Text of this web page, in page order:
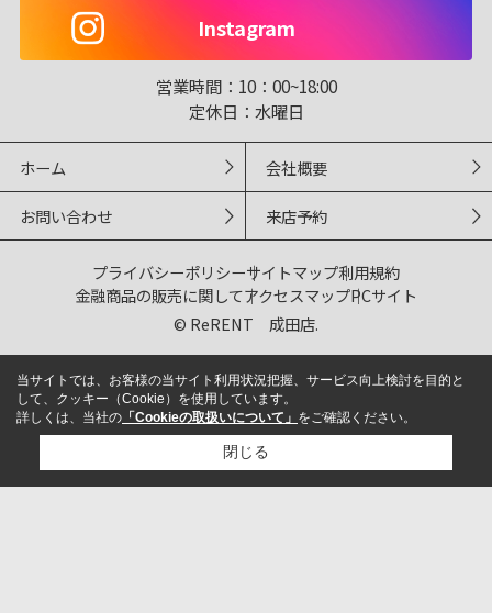
Instagram
営業時間： 10：00~18:00
定休日： 水曜日
ホーム 会社概要
お問い合わせ 来店予約
プライバシーポリシーサイトマップ利用規約
金融商品の販売に関してアクセスマップPCサイト
© ReRENT 成田店.
当サイトでは、お客様の当サイト利用状況把握、サービス向上検討を目的と
して、クッキー（Cookie）を使用しています。
詳しくは、当社の 「Cookieの取扱いについて」 をご確認ください。
閉じる